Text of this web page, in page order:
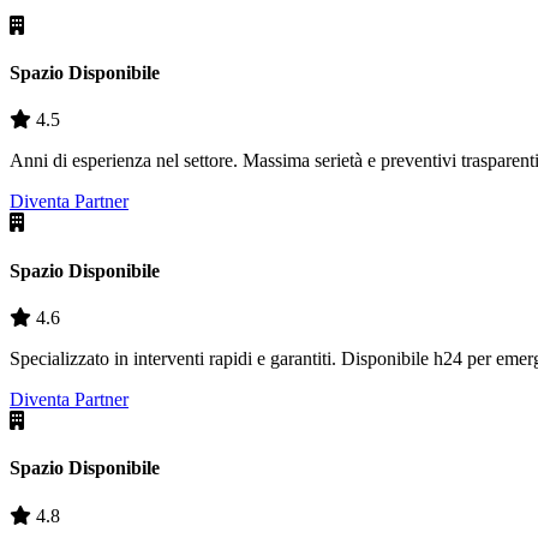
Spazio Disponibile
4.5
Anni di esperienza nel settore. Massima serietà e preventivi
Diventa Partner
Spazio Disponibile
4.6
Specializzato in interventi rapidi e garantiti. Disponibile h24 per
Diventa Partner
Spazio Disponibile
4.8